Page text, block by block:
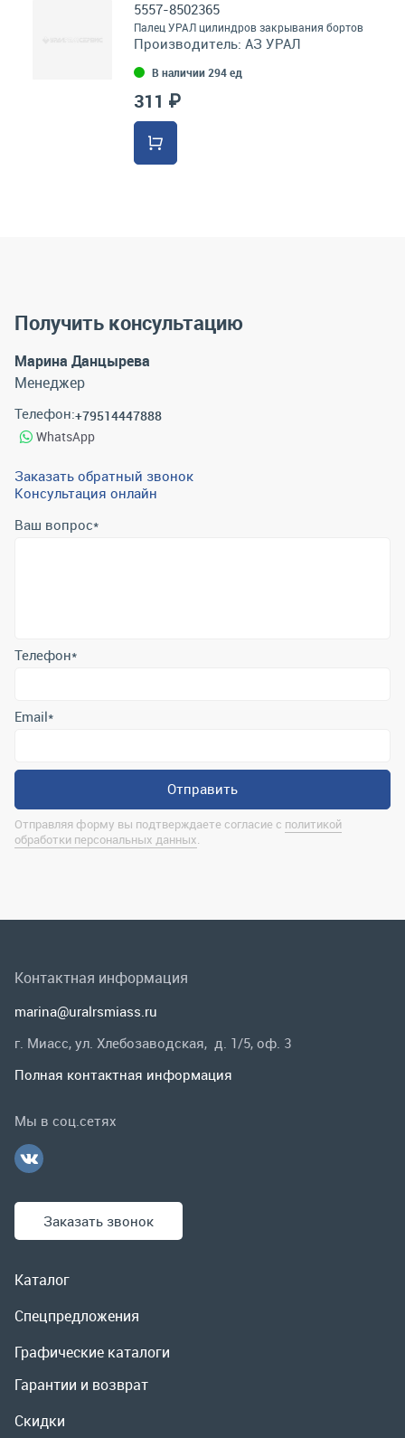
5557-8502365
Палец УРАЛ цилиндров закрывания бортов
Производитель: АЗ УРАЛ
В наличии 294 ед
311 ₽
Получить консультацию
Марина Данцырева
Менеджер
Телефон:+79514447888
WhatsApp
Заказать обратный звонок
Консультация онлайн
Ваш вопрос*
Отправляя форму вы подтверждаете согласие с
Спецпредложения
Гарантии и возврат
Контактная информация
marina@uralrsmiass.ru
Заказать звонок